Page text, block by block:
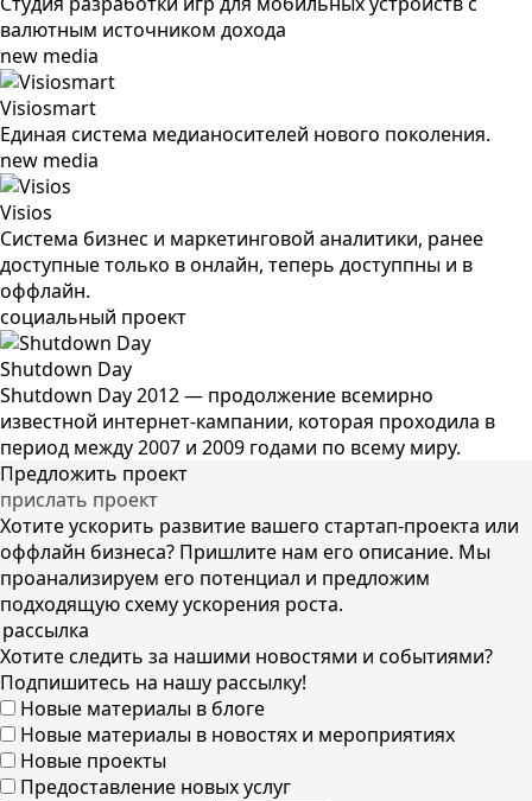
валютным источником дохода
new media
Visiosmart
Единая система медианосителей нового поколения.
new media
Visios
Система бизнес и маркетинговой аналитики, ранее
доступные только в онлайн, теперь доступпны и в
оффлайн.
социальный проект
Shutdown Day
Shutdown Day 2012 — продолжение всемирно
известной интернет-кампании, которая проходила в
период между 2007 и 2009 годами по всему миру.
Предложить проект
прислать проект
Хотите ускорить развитие вашего стартап-проекта или
оффлайн бизнеса? Пришлите нам его описание. Мы
проанализируем его потенциал и предложим
подходящую схему ускорения роста.
рассылка
Хотите следить за нашими новостями и событиями?
Подпишитесь на нашу рассылку!
Новые материалы в блоге
Новые материалы в новостях и мероприятиях
Новые проекты
Предоставление новых услуг